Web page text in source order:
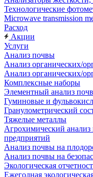
Технологические
Microwave transmission
Расход
Акции
Услуги
Анализ почвы
Анализ органических/
Анализ органических/
Комплексные наборы
Элементный анализ
Гуминовые и
Гранулометрический
Тяжелые металлы
Агрохимический анализ
предприятий
Анализ почвы на
Анализ почвы на
Экологическая
Ежегодная